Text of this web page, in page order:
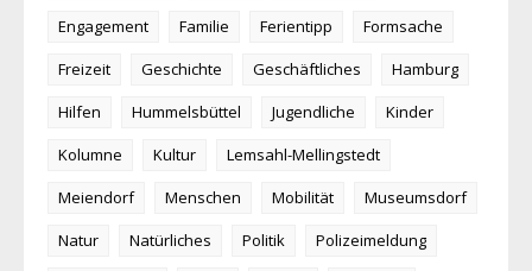
Engagement
Familie Ferientipp
Formsache
Freizeit
Geschichte Geschäftliches
Hamburg
Hilfen
Hummelsbüttel Jugendliche
Kinder
Kolumne
Kultur
Lemsahl-Mellingstedt
Meiendorf
Menschen Mobilität
Museumsdorf
Natur
Natürliches Politik
Polizeimeldung